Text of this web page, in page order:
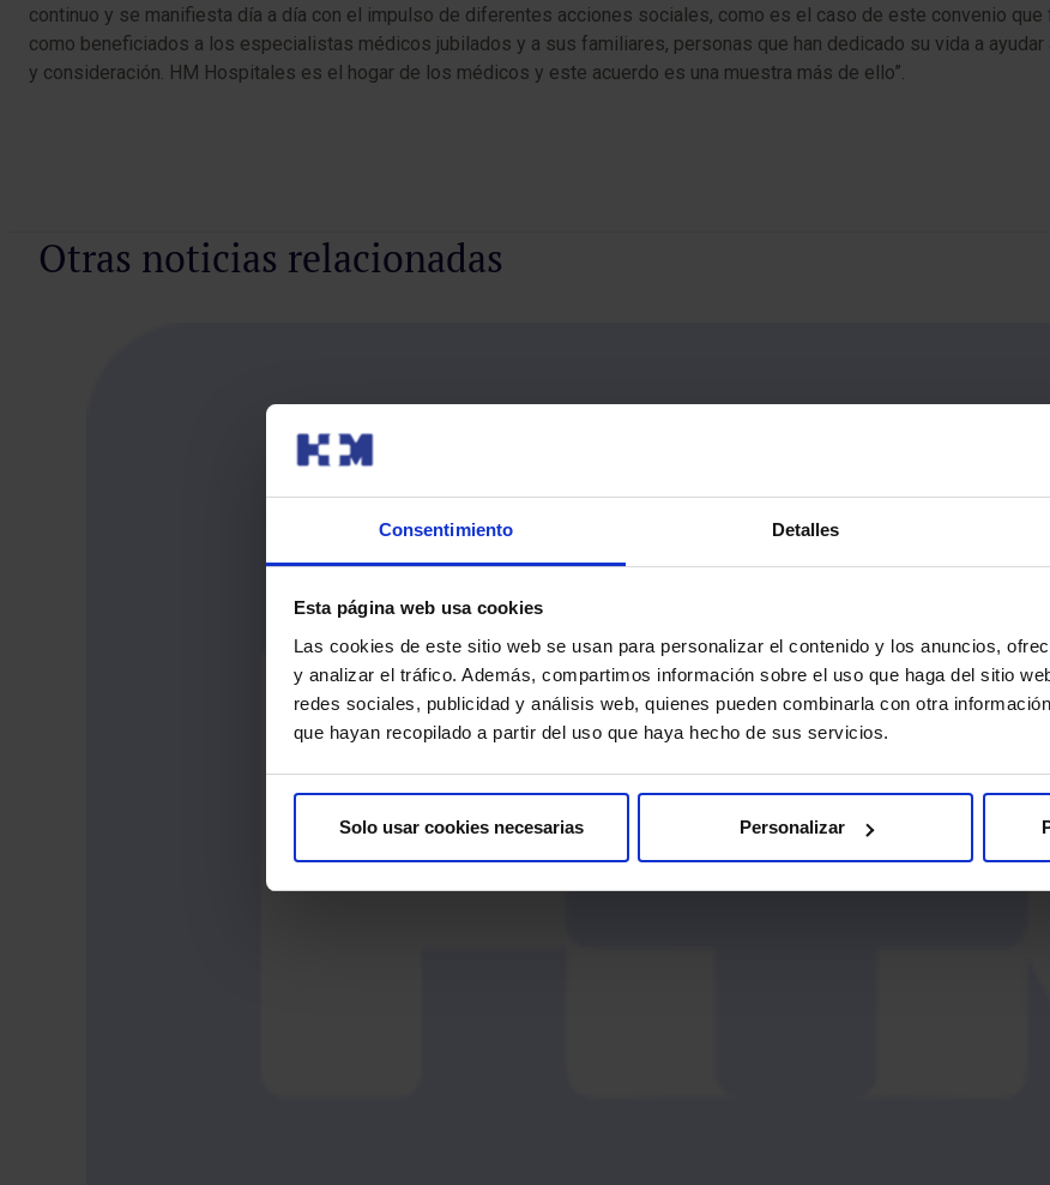
Consentimiento Detalles
Esta página web usa cookies
Las cookies de este sitio web se usan para personalizar el contenido y los anuncios,
y analizar el tráfico. Además, compartimos información sobre el uso que haga del sitio
redes sociales, publicidad y análisis web, quienes pueden combinarla con otra
que hayan recopilado a partir del uso que haya hecho de sus servicios.
Solo usar cookies necesarias Personalizar
continuo y se manifiesta día a día con el impulso de diferentes acciones sociales, como es el caso de este convenio
como beneficiados a los especialistas médicos jubilados y a sus familiares, personas que han dedicado su vida a
y consideración. HM Hospitales es el hogar de los médicos y este acuerdo es una muestra más de ello”.
Otras noticias relacionadas